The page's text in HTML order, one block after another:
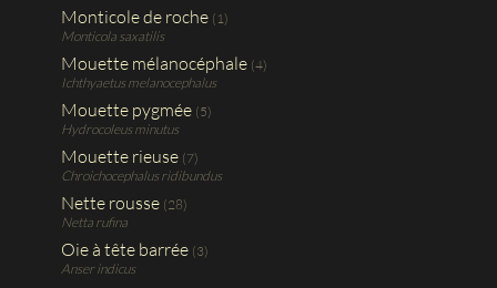
Monticole de roche (1)
Monticola saxatilis
Mouette mélanocéphale (4)
Ichthyaetus melanocephalus
Mouette pygmée (5)
Hydrocoleus minutus
Mouette rieuse (7)
Chroichocephalus ridibundus
Nette rousse (28)
Netta rufina
Oie à tête barrée (3)
Anser indicus